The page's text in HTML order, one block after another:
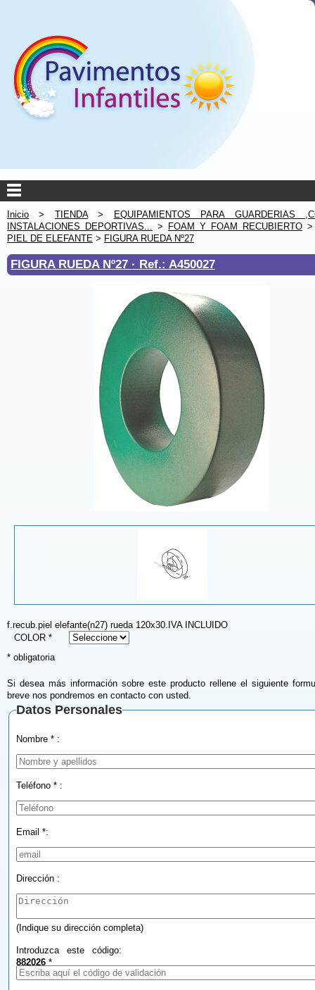
Inicio > TIENDA>
EQUIPAMIENTOS PARA GUARDERIAS
INSTALACIONES DEPORTIVAS... > FOAM Y FOAM RECUBIERTO
PIEL DE ELEFANTE > FIGURA RUEDA Nº27
FIGURA RUEDA Nº27 · Ref.: A450027
f.recub.piel elefante(n27) rueda 120x30.IVA INCLUIDO
COLOR *
* obligatoria
Si desea más información sobre este producto rellene el siguiente
breve nos pondremos en contacto con usted.
Datos Personales
Nombre * :
Teléfono * :
Email *:
Dirección :
(Indique su dirección completa)
Introduzca este código:
882026 *